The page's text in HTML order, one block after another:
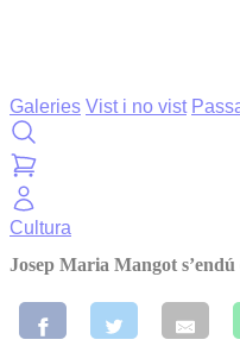
Galeries Vist i no vist
Cultura
Josep Maria Mangot